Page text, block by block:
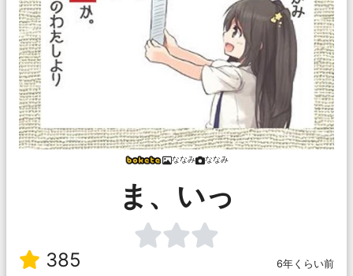
ななみ ななみ
ま、いっ
385
6年くらい前